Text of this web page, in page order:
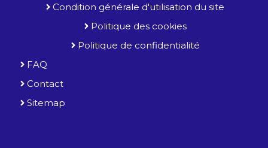
Condition générale d'utilisation du site
Politique des cookies
Politique de confidentialité
FAQ
Contact
Sitemap